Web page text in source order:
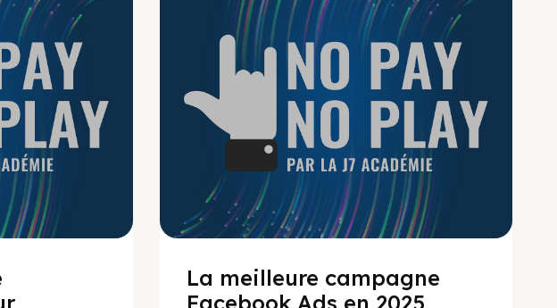
La meilleure campagne
Facebook Ads en 2025